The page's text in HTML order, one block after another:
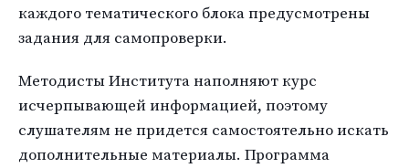
каждого тематического блока предусмотрены
задания для самопроверки.
Методисты Института наполняют курс
исчерпывающей информацией, поэтому
слушателям не придется самостоятельно искать
дополнительные материалы. Программа